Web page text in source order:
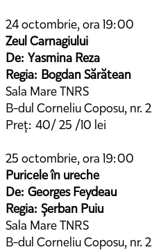
24 octombrie, ora 19:00
Zeul Carnagiului
De: Yasmina Reza
Regia: Bogdan Sărătean
Sala Mare TNRS
B-dul Corneliu Coposu, nr. 2
Preț: 40/ 25 /10 lei
25 octombrie, ora 19:00
Puricele în ureche
De: Georges Feydeau
Regia: Șerban Puiu
Sala Mare TNRS
B-dul Corneliu Coposu, nr. 2